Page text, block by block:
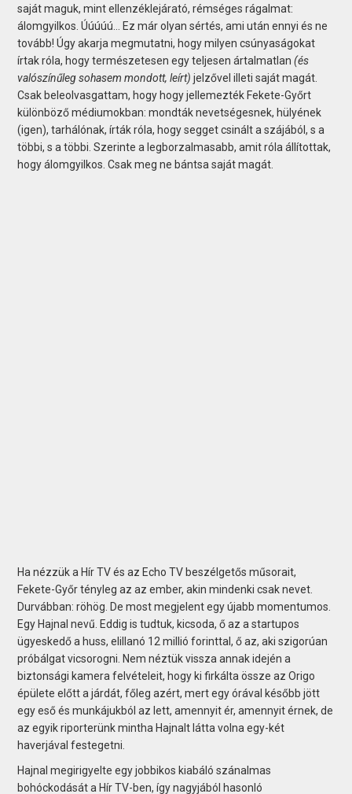
saját maguk, mint ellenzéklejárató, rémséges rágalmat:
álomgyilkos. Úúúúú… Ez már olyan sértés, ami után ennyi és ne
tovább! Úgy akarja megmutatni, hogy milyen csúnyaságokat
írtak róla, hogy természetesen egy teljesen ártalmatlan(és
valószínűleg sohasem mondott, leírt) jelzővel illeti saját magát.
Csak beleolvasgattam, hogy hogy jellemezték Fekete-Győrt
különböző médiumokban: mondták nevetségesnek, hülyének
(igen), tarhálónak, írták róla, hogy segget csinált a szájából, s a
többi, s a többi. Szerinte a legborzalmasabb, amit róla állítottak,
hogy álomgyilkos. Csak meg ne bántsa saját magát.
Ha nézzük a Hír TV és az Echo TV beszélgetős műsorait,
Fekete-Győr tényleg az az ember, akin mindenki csak nevet.
Durvábban: röhög. De most megjelent egy újabb momentumos.
Egy Hajnal nevű. Eddig is tudtuk, kicsoda, ő az a startupos
ügyeskedő a huss, elillanó 12 millió forinttal, ő az, aki szigorúan
próbálgat vicsorogni. Nem néztük vissza annak idején a
biztonsági kamera felvételeit, hogy ki firkálta össze az Origo
épülete előtt a járdát, főleg azért, mert egy órával később jött
egy eső és munkájukból az lett, amennyit ér, amennyit érnek, de
az egyik riporterünk mintha Hajnalt látta volna egy-két
haverjával festegetni.
Hajnal megirigyelte egy jobbikos kiabáló szánalmas
bohóckodását a Hír TV-ben, így nagyjából hasonló